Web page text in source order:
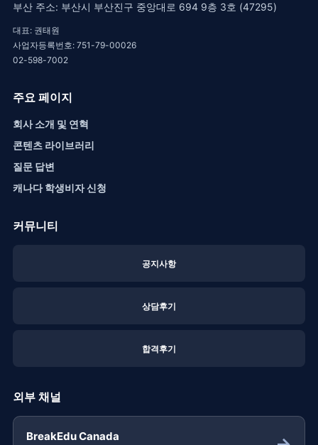
부산 주소: 부산시 부산진구 중앙대로 694 9층 3호 (47295)
대표: 권태원
사업자등록번호: 751-79-00026
02-598-7002
주요 페이지
회사 소개 및 연혁
콘텐츠 라이브러리
질문 답변
캐나다 학생비자 신청
커뮤니티
공지사항
상담후기
합격후기
외부 채널
BreakEdu Canada